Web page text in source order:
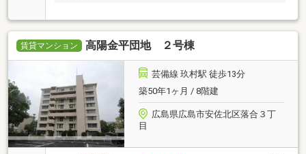
賃貸マンション 高陽金平団地 ２号棟
芸備線 玖村駅 徒歩13分
築50年1ヶ月 / 8階建
広島県広島市安佐北区落合３丁
目